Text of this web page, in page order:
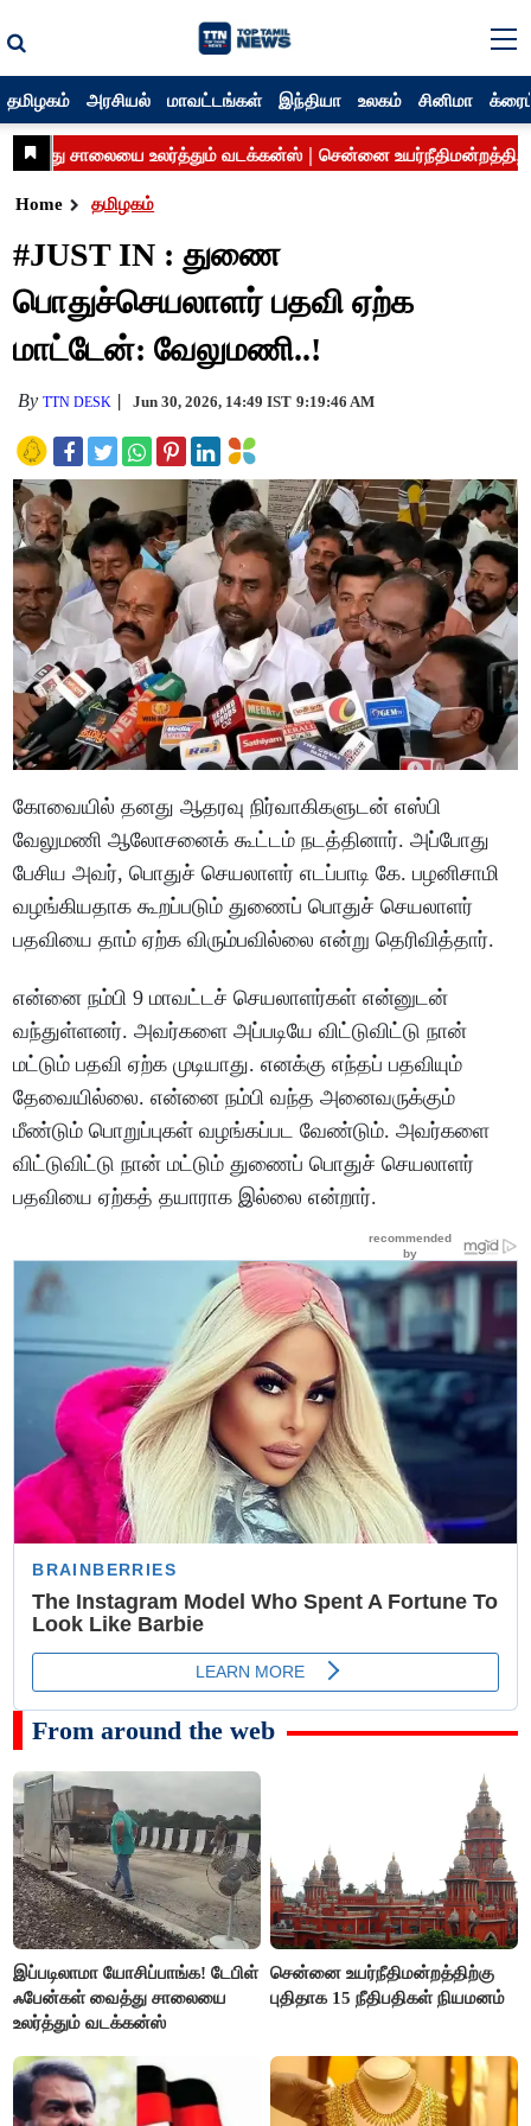
தமிழகம் அரசியல் மாவட்டங்கள் இந்தியா உலகம் சினிமா
Home தமிழகம்
#JUST IN : துணை
பொதுச்செயலாளர் பதவி ஏற்க
மாட்டேன்: வேலுமணி..!
ByTTN DESK Jun 30, 2026, 14:49 IST 9:19:46 AM
கோவையில் தனது ஆதரவு நிர்வாகிகளுடன் எஸ்பி
வேலுமணி ஆலோசனைக் கூட்டம் நடத்தினார். அப்போது
பேசிய அவர், பொதுச் செயலாளர் எடப்பாடி கே. பழனிசாமி
வழங்கியதாக கூறப்படும் துணைப் பொதுச் செயலாளர்
பதவியை தாம் ஏற்க விரும்பவில்லை என்று தெரிவித்தார்.
என்னை நம்பி 9 மாவட்டச் செயலாளர்கள் என்னுடன்
வந்துள்ளனர். அவர்களை அப்படியே விட்டுவிட்டு நான்
மட்டும் பதவி ஏற்க முடியாது. எனக்கு எந்தப் பதவியும்
தேவையில்லை. என்னை நம்பி வந்த அனைவருக்கும்
மீண்டும் பொறுப்புகள் வழங்கப்பட வேண்டும். அவர்களை
விட்டுவிட்டு நான் மட்டும் துணைப் பொதுச் செயலாளர்
பதவியை ஏற்கத் தயாராக இல்லை என்றார்.
From around the web
இப்படிலாமா யோசிப்பாங்க! டேபிள்
ஃபேன்கள் வைத்து சாலையை
உலர்த்தும் வடக்கன்ஸ்
சென்னை உயர்நீதிமன்றத்திற்கு
புதிதாக 15 நீதிபதிகள் நியமனம்